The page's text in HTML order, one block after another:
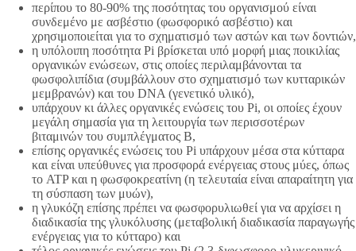
περίπου το 80-90% της ποσότητας του οργανισμού είναι
συνδεμένο με ασβέστιο (φωσφορικό ασβέστιο) και
χρησιμοποιείται για το σχηματισμό των αστών και των δοντιών,
η υπόλοιπη ποσότητα Pi βρίσκεται υπό μορφή μιας ποικιλίας
οργανικών ενώσεων, στις οποίες περιλαμβάνονται τα
φωσφολιπίδια (συμβάλλουν στο σχηματισμό των κυτταρικών
μεμβρανών) και του DNA (γενετικό υλικό),
υπάρχουν κι άλλες οργανικές ενώσεις του Pi, οι οποίες έχουν
μεγάλη σημασία για τη λειτουργία των περισσοτέρων
βιταμινών του συμπλέγματος Β,
επίσης οργανικές ενώσεις του Pi υπάρχουν μέσα στα κύτταρα
και είναι υπεύθυνες για προσφορά ενέργειας στους μύες, όπως
το ATP και η φωσφοκρεατίνη (η τελευταία είναι απαραίτητη για
τη σύσπαση των μυών),
η γλυκόζη επίσης πρέπει να φωσφορυλιωθεί για να αρχίσει η
διαδικασία της γλυκόλυσης (μεταβολική διαδικασία παραγωγής
ενέργειας για το κύτταρο) και